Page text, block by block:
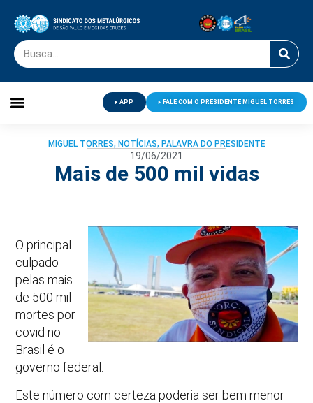
APP FALE COM O PRESIDENTE MIGUEL TORRES
MIGUEL TORRES, NOTÍCIAS, PALAVRA DO PRESIDENTE
19/06/2021
Mais de 500 mil vidas
O principal
culpado
pelas mais
de 500 mil
mortes por
covid no
Brasil é o
governo federal.
Este número com certeza poderia ser bem menor